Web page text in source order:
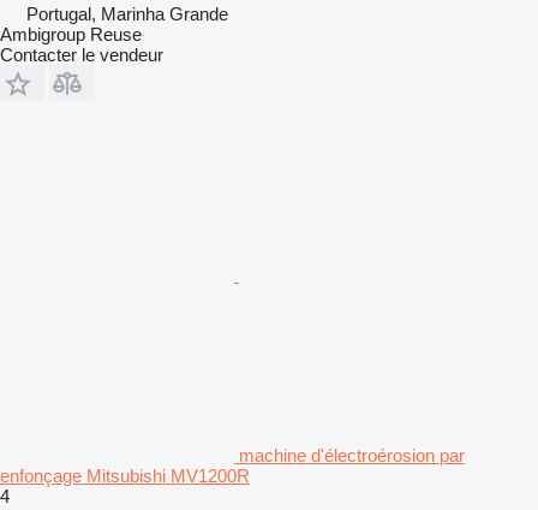
Portugal, Marinha Grande
Ambigroup Reuse
Contacter le vendeur
machine d'électroérosion par
enfonçage Mitsubishi MV1200R
4